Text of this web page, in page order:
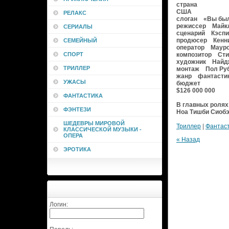
РЕЛАКС
СЕРИАЛЫ
СЕМЕЙНЫЙ
СПОРТ
ТРИЛЛЕР
УЖАСЫ
ФАНТАСТИКА
ФЭНТЕЗИ
ШЕДЕВРЫ МИРОВОЙ
КЛАССИЧЕСКОЙ МУЗЫКИ -
ОПЕРА
ЭРОТИКА
Логин:
страна
США
слоган «Вы
режиссер
сценарий
продюсер
оператор
композитор
художник
монтаж Пол
жанр
бюджет
$126 000 000
В главных
Ноа Тишби
Триллер
« Назад